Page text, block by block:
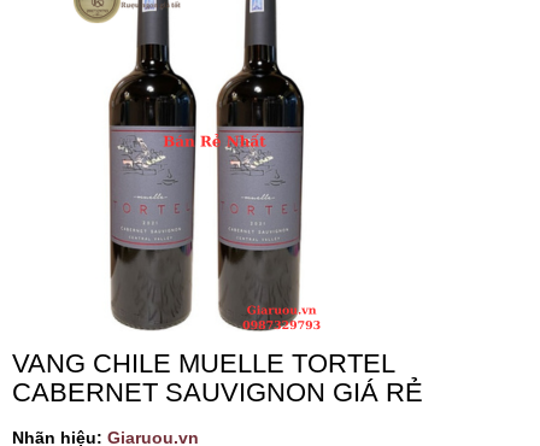
VANG TÂY BAN NHA
RƯỢU VANG MỸ
RƯỢU VANG NGỌT
RƯỢU VANG BỊCH
RƯỢU VANG ÚC
RƯỢU VANG ÁO
VANG CHILE MUELLE TORTEL
CABERNET SAUVIGNON GIÁ RẺ
Nhãn hiệu: Giaruou.vn